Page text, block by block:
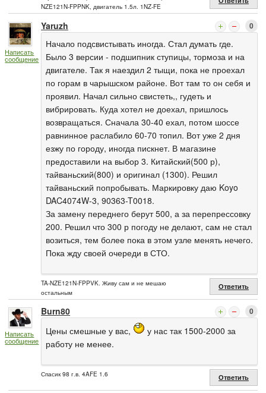
NZE121N-FPPNK, двигатель 1.5л. 1NZ-FE
Написать
сообщение
Yaruzh 0
Начало подсвистывать иногда. Стал думать где.
Было 3 версии - подшипник ступицы, тормоза и на
двигателе. Так я наездил 2 тыщи, пока не проехал
по горам в чарышском районе. Вот там то он себя и
проявил. Начал сильно свистеть,, гудеть и
вибрировать. Куда хотел не доехал, пришлось
возвращаться. Сначала 30-40 ехал, потом шоссе
равнинное раслабило 60-70 топил. Вот уже 2 дня
езжу по городу, иногда пискнет. В магазине
предоставили на выбор 3. Китайский(500 р),
тайваньский(800) и оригинал (1300). Решил
тайваньский попробывать. Маркировку даю Koyo
DAC4074W-3, 90363-T0018.
За замену переднего берут 500, а за перепрессовку
200. Решил что 300 р погоду не делают, сам не стал
возиться, тем более пока в этом узле менять нечего.
Пока жду своей очереди в СТО.
TA-NZE121N-FPPVK. Живу сам и не мешаю
остальным
Ответить
Написать
сообщение
Burn80 0
Цены смешные у вас,
у нас так 1500-2000 за
работу не менее.
Спасик 98 г.в. 4AFE 1.6 Ответить